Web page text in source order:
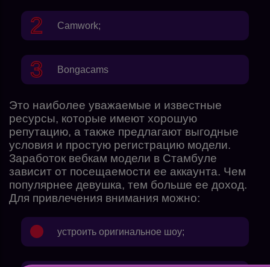
Camwork;
Bongacams
Это наиболее уважаемые и известные
ресурсы, которые имеют хорошую
репутацию, а также предлагают выгодные
условия и простую регистрацию модели.
Заработок вебкам модели в Стамбуле
зависит от посещаемости ее аккаунта. Чем
популярнее девушка, тем больше ее доход.
Для привлечения внимания можно:
устроить оригинальное шоу;